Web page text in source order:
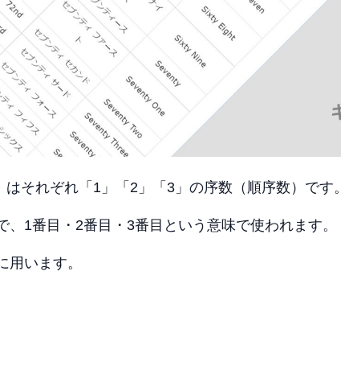
それぞれ「1」「2」「3」の序数（順序数）です。
1番目・2番目・3番目という意味で使われます。
います。